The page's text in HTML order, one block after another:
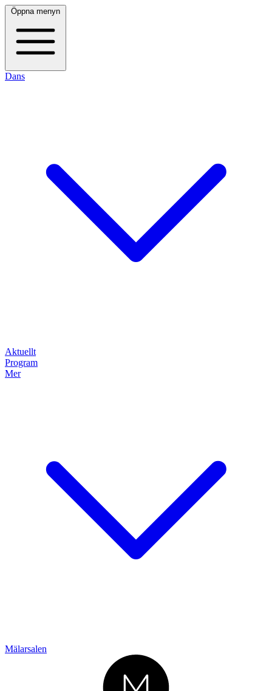
Öppna menyn
Dans
Aktuellt
Program
Mer
Mälarsalen